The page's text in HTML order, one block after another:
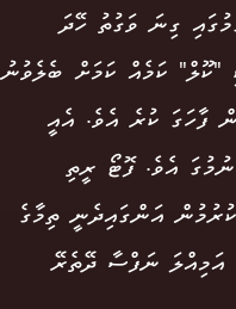
ގިނަ ވަގުތު ހޭދަ
ކަމެއް ކަމަށް ބެލެވުނު
ފާހަގަ ކުރެ އެވެ. އެއީ
އެވެ. ފޮޓޯ ރީތި
އަންގައިދެނީ ތިމާގެ
އަމިއްލަ ނަފްސާ ދޭތެރޭ